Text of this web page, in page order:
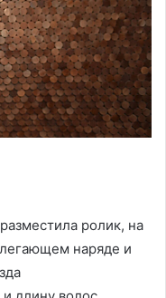
ролик, на
наряде и